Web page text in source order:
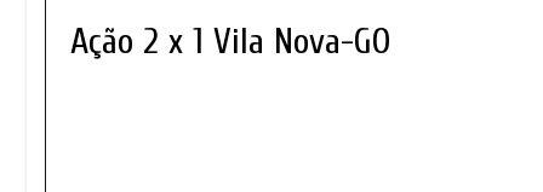
Ação 2 x 1 Vila Nova-GO